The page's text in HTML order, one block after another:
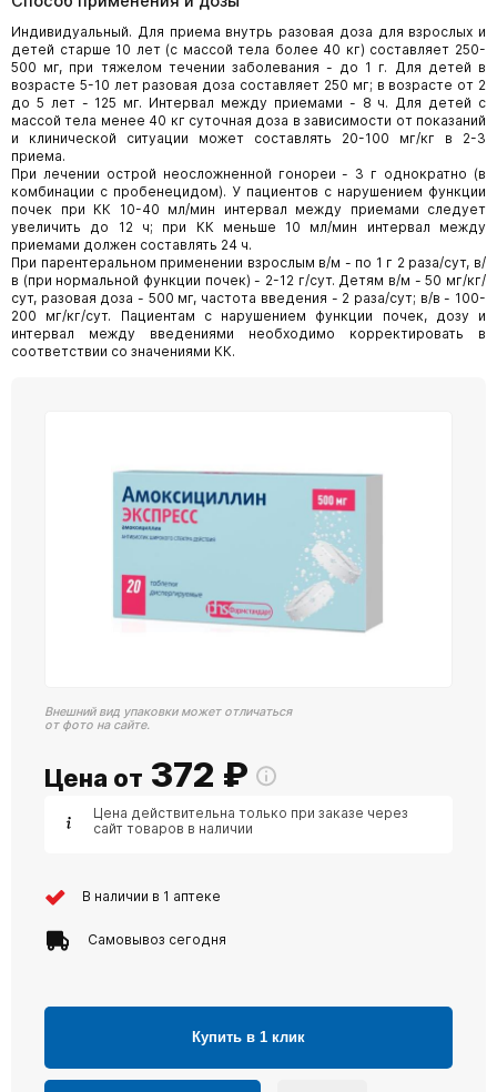
Индивидуальный. Для приема внутрь разовая доза для взрослых и
детей старше 10 лет (с массой тела более 40 кг) составляет 250-
500 мг, при тяжелом течении заболевания - до 1 г. Для детей в
возрасте 5-10 лет разовая доза составляет 250 мг; в возрасте от 2
до 5 лет - 125 мг. Интервал между приемами - 8 ч. Для детей с
массой тела менее 40 кг суточная доза в зависимости от показаний
и клинической ситуации может составлять 20-100 мг/кг в 2-3
приема.
При лечении острой неосложненной гонореи - 3 г однократно (в
комбинации с пробенецидом). У пациентов с нарушением функции
почек при КК 10-40 мл/мин интервал между приемами следует
увеличить до 12 ч; при КК меньше 10 мл/мин интервал между
приемами должен составлять 24 ч.
При парентеральном применении взрослым в/м - по 1 г 2 раза/сут, в/
в (при нормальной функции почек) - 2-12 г/сут. Детям в/м - 50 мг/кг/
сут, разовая доза - 500 мг, частота введения - 2 раза/сут; в/в - 100-
200 мг/кг/сут. Пациентам с нарушением функции почек, дозу и
интервал между введениями необходимо корректировать в
соответствии со значениями КК.
Внешний вид упаковки может отличаться
от фото на сайте.
Цена от 372 ₽
Цена действительна только при заказе через
сайт товаров в наличии
В наличии в 1 аптеке
Самовывоз сегодня
Купить в 1 клик